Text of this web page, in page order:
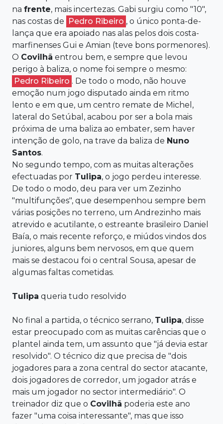
na frente, mais incertezas. Gabi surgiu como "10",
nas costas de Pedro Ribeiro , o único ponta-de-
lança que era apoiado nas alas pelos dois costa-
marfinenses Gui e Amian (teve bons pormenores).
O Covilhã entrou bem, e sempre que levou
perigo à baliza, o nome foi sempre o mesmo:
Pedro Ribeiro . De todo o modo, não houve
emoção num jogo disputado ainda em ritmo
lento e em que, um centro remate de Michel,
lateral do Setúbal, acabou por ser a bola mais
próxima de uma baliza ao embater, sem haver
intenção de golo, na trave da baliza de Nuno
Santos.
No segundo tempo, com as muitas alterações
efectuadas por Tulipa, o jogo perdeu interesse.
De todo o modo, deu para ver um Zezinho
"multifunções", que desempenhou sempre bem
várias posições no terreno, um Andrezinho mais
atrevido e acutilante, o estreante brasileiro Daniel
Baía, o mais recente reforço, e miúdos vindos dos
juniores, alguns bem nervosos, em que quem
mais se destacou foi o central Sousa, apesar de
algumas faltas cometidas.
Tulipa queria tudo resolvido
No final a partida, o técnico serrano, Tulipa, disse
estar preocupado com as muitas carências que o
plantel ainda tem, um assunto que "já devia estar
resolvido". O técnico diz que precisa de "dois
jogadores para a zona central do sector atacante,
dois jogadores de corredor, um jogador atrás e
mais um jogador no sector intermediário". O
treinador diz que o Covilhã poderia este ano
fazer "uma coisa interessante", mas que isso